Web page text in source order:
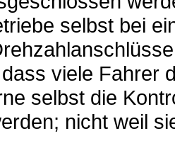
selbst bei
viele Fahrer
selbst die
nicht weil